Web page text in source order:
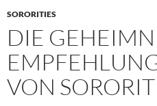
SORORITIES
DIE
VON